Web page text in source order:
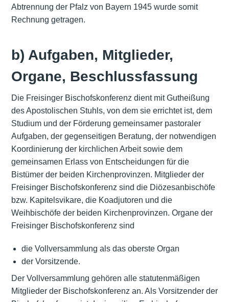
Abtrennung der Pfalz von Bayern 1945 wurde somit
Rechnung getragen.
b) Aufgaben, Mitglieder,
Organe, Beschlussfassung
Die Freisinger Bischofskonferenz dient mit Gutheißung
des Apostolischen Stuhls, von dem sie errichtet ist, dem
Studium und der Förderung gemeinsamer pastoraler
Aufgaben, der gegenseitigen Beratung, der notwendigen
Koordinierung der kirchlichen Arbeit sowie dem
gemeinsamen Erlass von Entscheidungen für die
Bistümer der beiden Kirchenprovinzen. Mitglieder der
Freisinger Bischofskonferenz sind die Diözesanbischöfe
bzw. Kapitelsvikare, die Koadjutoren und die
Weihbischöfe der beiden Kirchenprovinzen. Organe der
Freisinger Bischofskonferenz sind
die Vollversammlung als das oberste Organ
der Vorsitzende.
Der Vollversammlung gehören alle statutenmäßigen
Mitglieder der Bischofskonferenz an. Als Vorsitzender der